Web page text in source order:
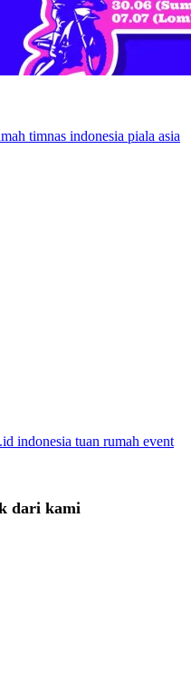
timnas indonesia piala asia
indonesia tuan rumah event
dari kami